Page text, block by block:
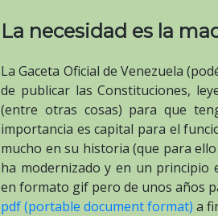
La necesidad es la
La Gaceta Oficial de Venezuela
de publicar las Constituciones,
(entre otras cosas) para que
importancia es capital para el
mucho en su historia (que para
ha modernizado y en un principio
en formato gif pero de unos años
pdf (portable document format) a